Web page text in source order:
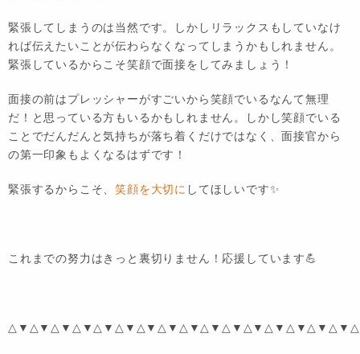
緊張してしまうのは当然です。しかしリラックスもしていなけ
れば伝えたいことが伝わらなくなってしまうかもしれません。
緊張しているからこそ笑顔で面接をしてみましょう！
面接の前はプレッシャーがすごいから笑顔でいるなんて無理
だ！と思っている方もいるかもしれません。しかし笑顔でいる
ことでだんだんと気持ちが落ち着くだけではなく、面接官から
の第一印象もよくなるはずです！
緊張するからこそ、笑顔を大切に してほしいです✨
これまでの努力はきっと裏切りません！応援しています💪